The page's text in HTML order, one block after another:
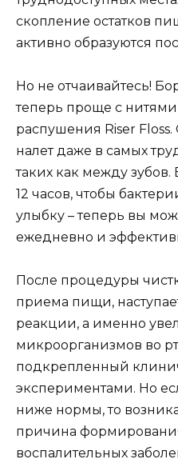
скопление остатков
активно образуются
Но не отчаивайтесь!
теперь проще с нитями
распушения Riser
налет даже в самых
таких как между
12 часов, чтобы
улыбку – теперь вы
ежедневно и
После процедуры
приема пищи,
реакции, а именно
микроорганизмов во
подкрепленный
экспериментами. Но
ниже нормы, то
причина
воспалительных